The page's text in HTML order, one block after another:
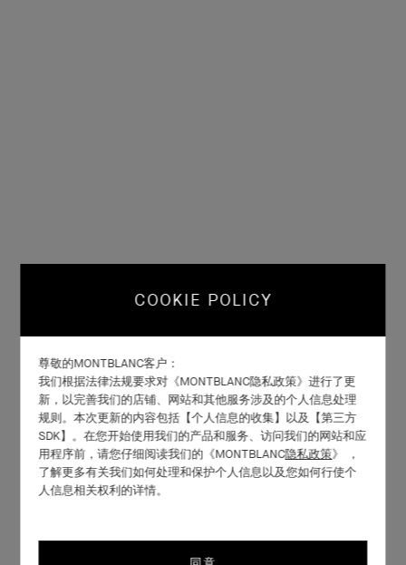
COOKIE POLICY
尊敬的MONTBLANC客户：
我们根据法律法规要求对《MONTBLANC隐私政策》进行了更
新，以完善我们的店铺、网站和其他服务涉及的个人信息处理
规则。本次更新的内容包括【个人信息的收集】以及【第三方
SDK】。在您开始使用我们的产品和服务、访问我们的网站和应
用程序前，请您仔细阅读我们的《MONTBLANC隐私政策》 ，
了解更多有关我们如何处理和保护个人信息以及您如何行使个
人信息相关权利的详情。